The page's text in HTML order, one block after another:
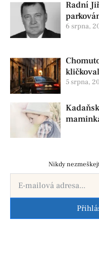
Radní
6 srpna,
policisty
5 srpna,
už
Nikdy